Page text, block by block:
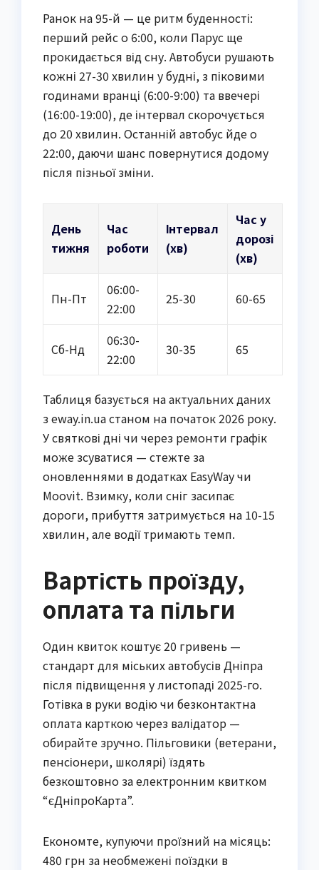
Ранок на 95-й — це ритм буденності:
перший рейс о 6:00, коли Парус ще
прокидається від сну. Автобуси рушають
кожні 27-30 хвилин у будні, з піковими
годинами вранці (6:00-9:00) та ввечері
(16:00-19:00), де інтервал скорочується
до 20 хвилин. Останній автобус йде о
22:00, даючи шанс повернутися додому
після пізньої зміни.
День
тижня
Час
роботи
Інтервал
(хв)
Час у
дорозі
(хв)
Пн-Пт
06:00-
22:00
25-30 60-65
Сб-Нд
06:30-
22:00
30-35 65
Таблиця базується на актуальних даних
з eway.in.ua станом на початок 2026 року.
У святкові дні чи через ремонти графік
може зсуватися — стежте за
оновленнями в додатках EasyWay чи
Moovit. Взимку, коли сніг засипає
дороги, прибуття затримується на 10-15
хвилин, але водії тримають темп.
Вартість проїзду,
оплата та пільги
Один квиток коштує 20 гривень —
стандарт для міських автобусів Дніпра
після підвищення у листопаді 2025-го.
Готівка в руки водію чи безконтактна
оплата карткою через валідатор —
обирайте зручно. Пільговики (ветерани,
пенсіонери, школярі) їздять
безкоштовно за електронним квитком
“єДніпроКарта”.
Економте, купуючи проїзний на місяць:
480 грн за необмежені поїздки в